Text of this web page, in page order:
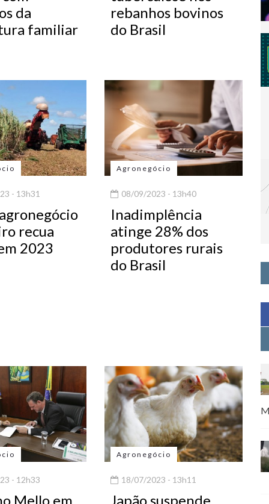
da
familiar
rebanhos bovinos
do Brasil
- 13h31
recua
2023
Agronegócio
08/09/2023 - 13h40
Inadimplência
atinge 28% dos
produtores rurais
do Brasil
- 12h33
Mello em
Agronegócio
18/07/2023 - 13h11
Japão suspende